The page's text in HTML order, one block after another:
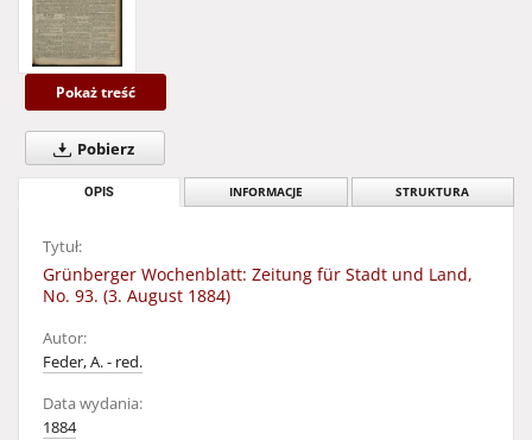
Pokaż treść
Pobierz
OPIS INFORMACJE STRUKTURA
Tytuł:
Grünberger Wochenblatt: Zeitung für Stadt und Land,
No. 93. (3. August 1884)
Autor:
Feder, A. - red.
Data wydania:
1884